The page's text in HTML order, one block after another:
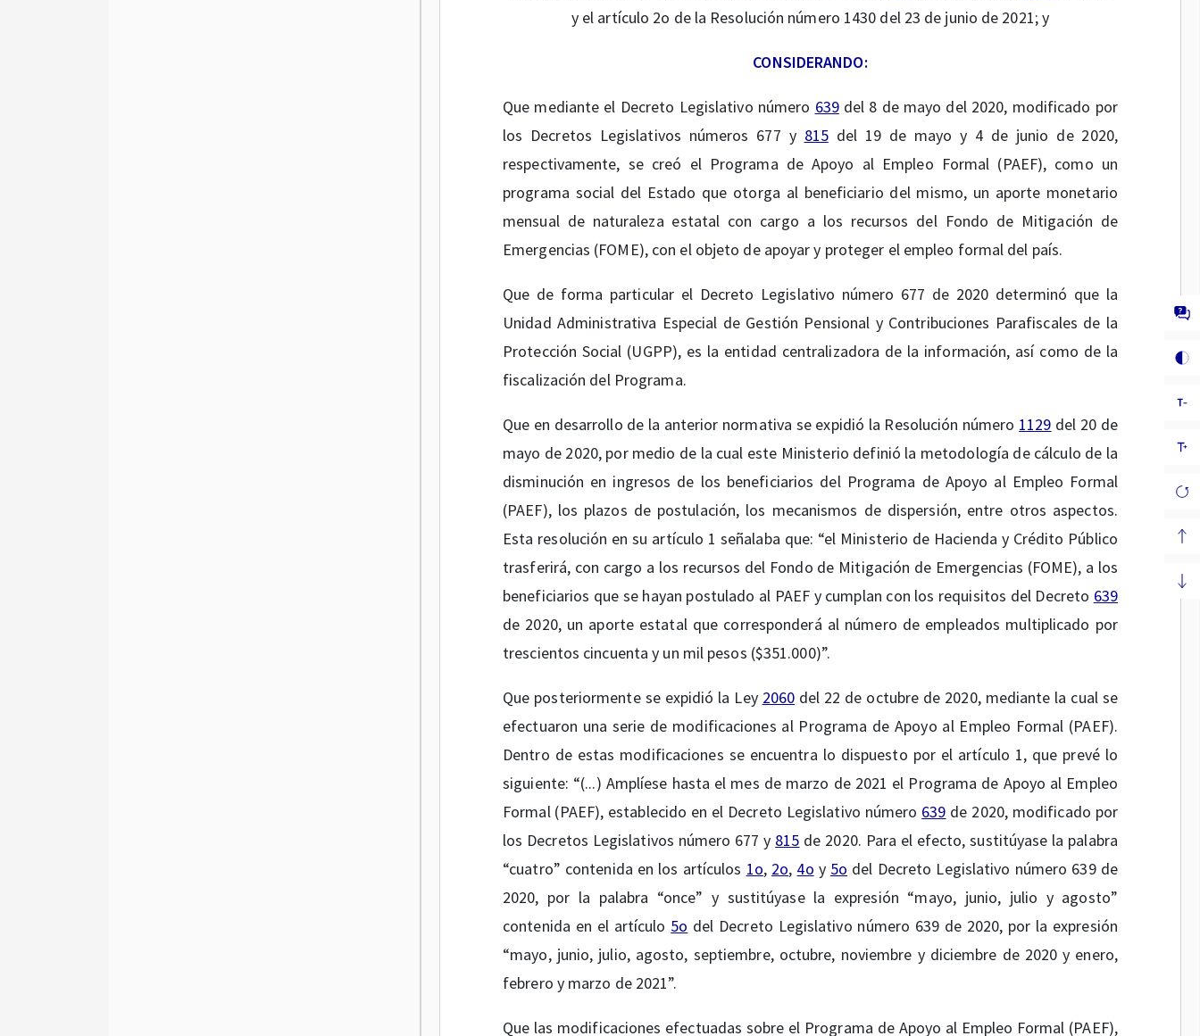
y el artículo 2o de la Resolución número 1430 del 23 de junio de 2021; y
CONSIDERANDO:
Que mediante el Decreto Legislativo número 639del 8 de mayo del 2020, modificado por
los Decretos Legislativos números 677 y 815del 19 de mayo y 4 de junio de 2020,
respectivamente, se creó el Programa de Apoyo al Empleo Formal (PAEF), como un
programa social del Estado que otorga al beneficiario del mismo, un aporte monetario
mensual de naturaleza estatal con cargo a los recursos del Fondo de Mitigación de
Emergencias (FOME), con el objeto de apoyar y proteger el empleo formal del país.
Que de forma particular el Decreto Legislativo número 677 de 2020 determinó que la
Unidad Administrativa Especial de Gestión Pensional y Contribuciones Parafiscales de la
Protección Social (UGPP), es la entidad centralizadora de la información, así como de la
fiscalización del Programa.
Que en desarrollo de la anterior normativa se expidió la Resolución número 1129 del 20 de
mayo de 2020, por medio de la cual este Ministerio definió la metodología de cálculo de la
disminución en ingresos de los beneficiarios del Programa de Apoyo al Empleo Formal
(PAEF), los plazos de postulación, los mecanismos de dispersión, entre otros aspectos.
Esta resolución en su artículo 1 señalaba que: “el Ministerio de Hacienda y Crédito Público
trasferirá, con cargo a los recursos del Fondo de Mitigación de Emergencias (FOME), a los
beneficiarios que se hayan postulado al PAEF y cumplan con los requisitos del Decreto 639
de 2020, un aporte estatal que corresponderá al número de empleados multiplicado por
trescientos cincuenta y un mil pesos ($351.000)”.
Que posteriormente se expidió la Ley 2060 del 22 de octubre de 2020, mediante la cual se
efectuaron una serie de modificaciones al Programa de Apoyo al Empleo Formal (PAEF).
Dentro de estas modificaciones se encuentra lo dispuesto por el artículo 1, que prevé lo
siguiente: “(...) Amplíese hasta el mes de marzo de 2021 el Programa de Apoyo al Empleo
Formal (PAEF), establecido en el Decreto Legislativo número 639 de 2020, modificado por
los Decretos Legislativos número 677 y 815 de 2020. Para el efecto, sustitúyase la palabra
“cuatro” contenida en los artículos 1o, 2o, 4o y 5o del Decreto Legislativo número 639 de
2020, por la palabra “once” y sustitúyase la expresión “mayo, junio, julio y agosto”
contenida en el artículo 5o del Decreto Legislativo número 639 de 2020, por la expresión
“mayo, junio, julio, agosto, septiembre, octubre, noviembre y diciembre de 2020 y enero,
febrero y marzo de 2021”.
Que las modificaciones efectuadas sobre el Programa de Apoyo al Empleo Formal (PAEF),